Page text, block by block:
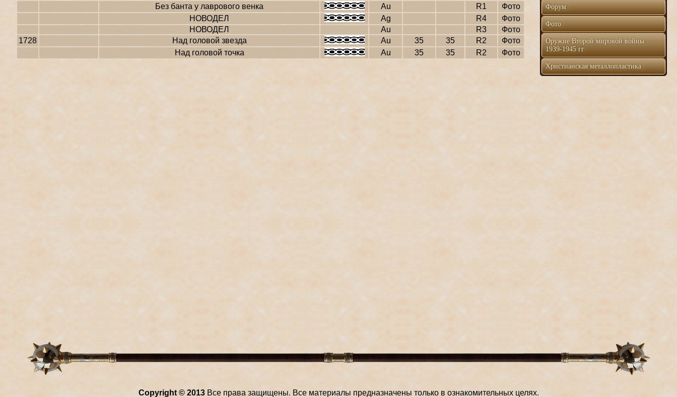
Без банта у лаврового венка
Au R1
Фото
НОВОДЕЛ
Ag R4
Фото
НОВОДЕЛ
Au R3
Фото
1728
Над головой звезда Au 35 35 R2
Фото
Над головой точка
Au 35 35 R2 Фото
Форум
Фото
Оружие Второй мировой войны
1939-1945 гг
Христианская металлопластика
Copyright © 2013 Все права защищены. Все материалы предназначены только в ознакомительных целях.